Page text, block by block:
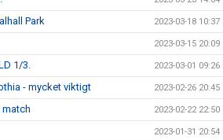
Park 2023-03-18 10:37
2023-03-15 20:09
1/3. 2023-03-01 09:26
- mycket viktigt 2023-02-26 20:45
2023-02-22 22:50
2023-01-31 20:54